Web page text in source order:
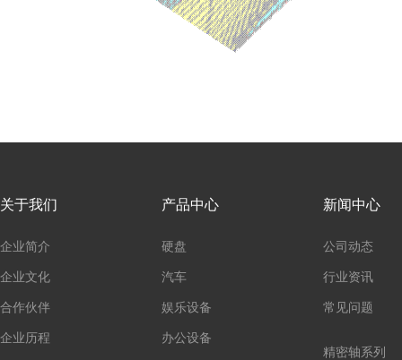
关于我们
企业简介
企业文化
合作伙伴
企业历程
产品中心
硬盘
汽车
娱乐设备
办公设备
新闻中心
公司动态
行业资讯
常见问题
精密轴系列